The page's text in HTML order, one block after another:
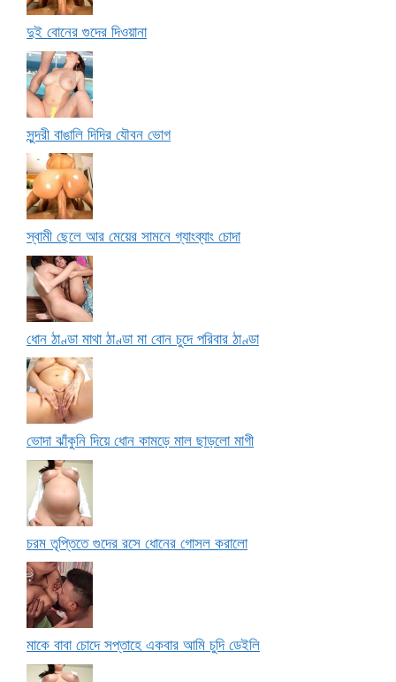
দুই বোনের গুদের দিওয়ানা
সুন্দরী বাঙালি দিদির যৌবন ভোগ
স্বামী ছেলে আর মেয়ের সামনে গ্যাংব্যাং চোদা
ধোন ঠাণ্ডা মাথা ঠাণ্ডা মা বোন চুদে পরিবার ঠাণ্ডা
ভোদা ঝাঁকুনি দিয়ে ধোন কামড়ে মাল ছাড়লো মাগী
চরম তৃপ্তিতে গুদের রসে ধোনের গোসল করালো
মাকে বাবা চোদে সপ্তাহে একবার আমি চুদি ডেইলি